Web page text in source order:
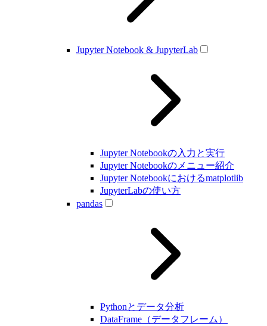
Jupyter Notebook & JupyterLab
Jupyter Notebookの入力と実行
Jupyter Notebookのメニュー紹介
Jupyter Notebookにおけるmatplotlib
JupyterLabの使い方
pandas
Pythonとデータ分析
DataFrame（データフレーム）